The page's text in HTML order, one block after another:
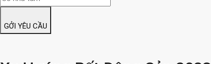
GỞI YÊU CẦU